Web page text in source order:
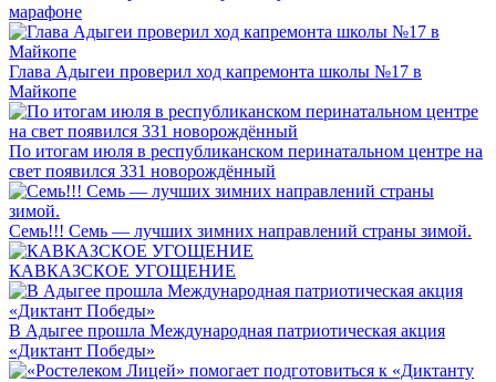
марафоне
Глава Адыгеи проверил ход капремонта школы №17 в
Майкопе
По итогам июля в республиканском перинатальном центре на
свет появился 331 новорождённый
Семь!!! Семь — лучших зимних направлений страны зимой.
КАВКАЗСКОЕ УГОЩЕНИЕ
В Адыгее прошла Международная патриотическая акция
«Диктант Победы»